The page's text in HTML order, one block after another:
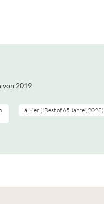
von 2019
Mehr Infos in unserer
Datenschutzerklärung
La Mer ("Best of 65 Jahre", 2022)